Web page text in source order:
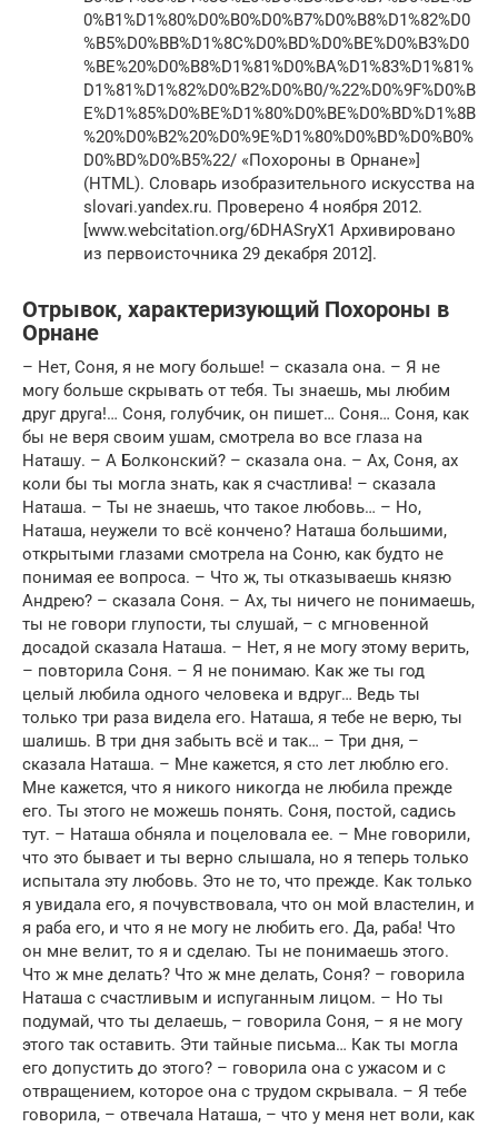
0%B1%D1%80%D0%B0%D0%B7%D0%B8%D1%82%D0
%B5%D0%BB%D1%8C%D0%BD%D0%BE%D0%B3%D0
%BE%20%D0%B8%D1%81%D0%BA%D1%83%D1%81%
D1%81%D1%82%D0%B2%D0%B0/%22%D0%9F%D0%B
E%D1%85%D0%BE%D1%80%D0%BE%D0%BD%D1%8B
%20%D0%B2%20%D0%9E%D1%80%D0%BD%D0%B0%
D0%BD%D0%B5%22/ «Похороны в Орнане»]
(HTML). Словарь изобразительного искусства на
slovari.yandex.ru. Проверено 4 ноября 2012.
[www.webcitation.org/6DHASryX1 Архивировано
из первоисточника 29 декабря 2012].
Отрывок, характеризующий Похороны в
Орнане
– Нет, Соня, я не могу больше! – сказала она. – Я не
могу больше скрывать от тебя. Ты знаешь, мы любим
друг друга!… Соня, голубчик, он пишет… Соня… Соня, как
бы не веря своим ушам, смотрела во все глаза на
Наташу. – А Болконский? – сказала она. – Ах, Соня, ах
коли бы ты могла знать, как я счастлива! – сказала
Наташа. – Ты не знаешь, что такое любовь… – Но,
Наташа, неужели то всё кончено? Наташа большими,
открытыми глазами смотрела на Соню, как будто не
понимая ее вопроса. – Что ж, ты отказываешь князю
Андрею? – сказала Соня. – Ах, ты ничего не понимаешь,
ты не говори глупости, ты слушай, – с мгновенной
досадой сказала Наташа. – Нет, я не могу этому верить,
– повторила Соня. – Я не понимаю. Как же ты год
целый любила одного человека и вдруг… Ведь ты
только три раза видела его. Наташа, я тебе не верю, ты
шалишь. В три дня забыть всё и так… – Три дня, –
сказала Наташа. – Мне кажется, я сто лет люблю его.
Мне кажется, что я никого никогда не любила прежде
его. Ты этого не можешь понять. Соня, постой, садись
тут. – Наташа обняла и поцеловала ее. – Мне говорили,
что это бывает и ты верно слышала, но я теперь только
испытала эту любовь. Это не то, что прежде. Как только
я увидала его, я почувствовала, что он мой властелин, и
я раба его, и что я не могу не любить его. Да, раба! Что
он мне велит, то я и сделаю. Ты не понимаешь этого.
Что ж мне делать? Что ж мне делать, Соня? – говорила
Наташа с счастливым и испуганным лицом. – Но ты
подумай, что ты делаешь, – говорила Соня, – я не могу
этого так оставить. Эти тайные письма… Как ты могла
его допустить до этого? – говорила она с ужасом и с
отвращением, которое она с трудом скрывала. – Я тебе
говорила, – отвечала Наташа, – что у меня нет воли, как